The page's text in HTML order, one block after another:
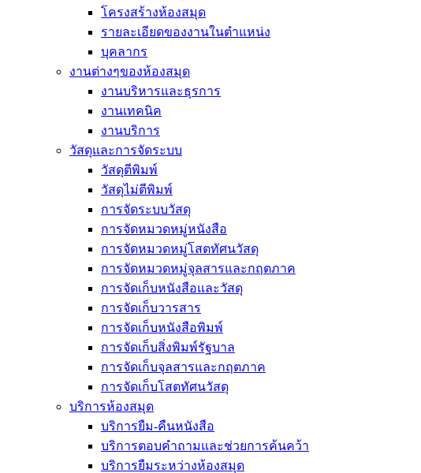
โครงสร้างห้องสมุด
รายละเอียดของงานในตำแหน่ง
บุคลากร
งานต่างๆของห้องสมุด
งานบริหารและธุรการ
งานเทคนิค
งานบริการ
วัสดุและการจัดระบบ
วัสดุตีพิมพ์
วัสดุไม่ตีพิมพ์
การจัดระบบวัสดุ
การจัดหมวดหมู่หนังสือ
การจัดหมวดหมู่โสตทัศนวัสดุ
การจัดหมวดหมู่จุลสารและกฤตภาค
การจัดเก็บหนังสือและวัสดุ
การจัดเก็บวารสาร
การจัดเก็บหนังสือพิมพ์
การจัดเก็บสิ่งพิมพ์รัฐบาล
การจัดเก็บจุลสารและกฤตภาค
การจัดเก็บโสตทัศนวัสดุ
บริการห้องสมุด
บริการยืม-คืนหนังสือ
บริการตอบคำถามและช่วยการค้นคว้า
บริการยืมระหว่างห้องสมุด